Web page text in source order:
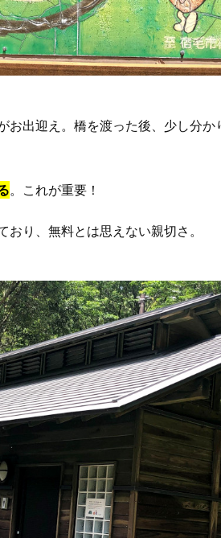
お出迎え。橋を渡った後、少し分
。これが重要！
り、無料とは思えない親切さ。